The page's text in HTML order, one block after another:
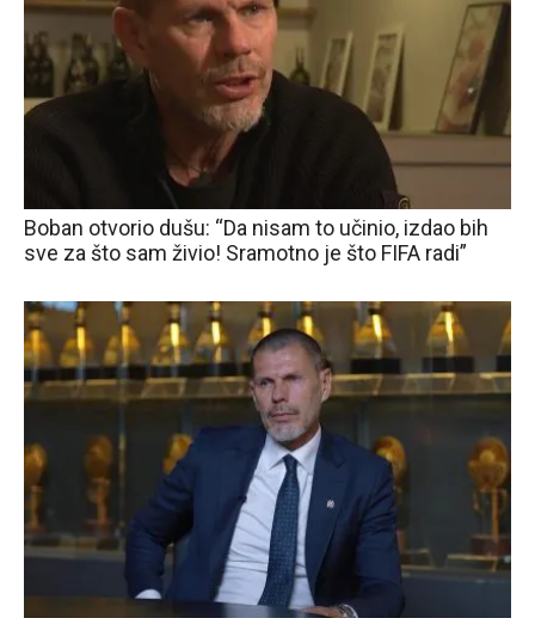
Boban otvorio dušu: “Da nisam to učinio, izdao bih
sve za što sam živio! Sramotno je što FIFA radi”